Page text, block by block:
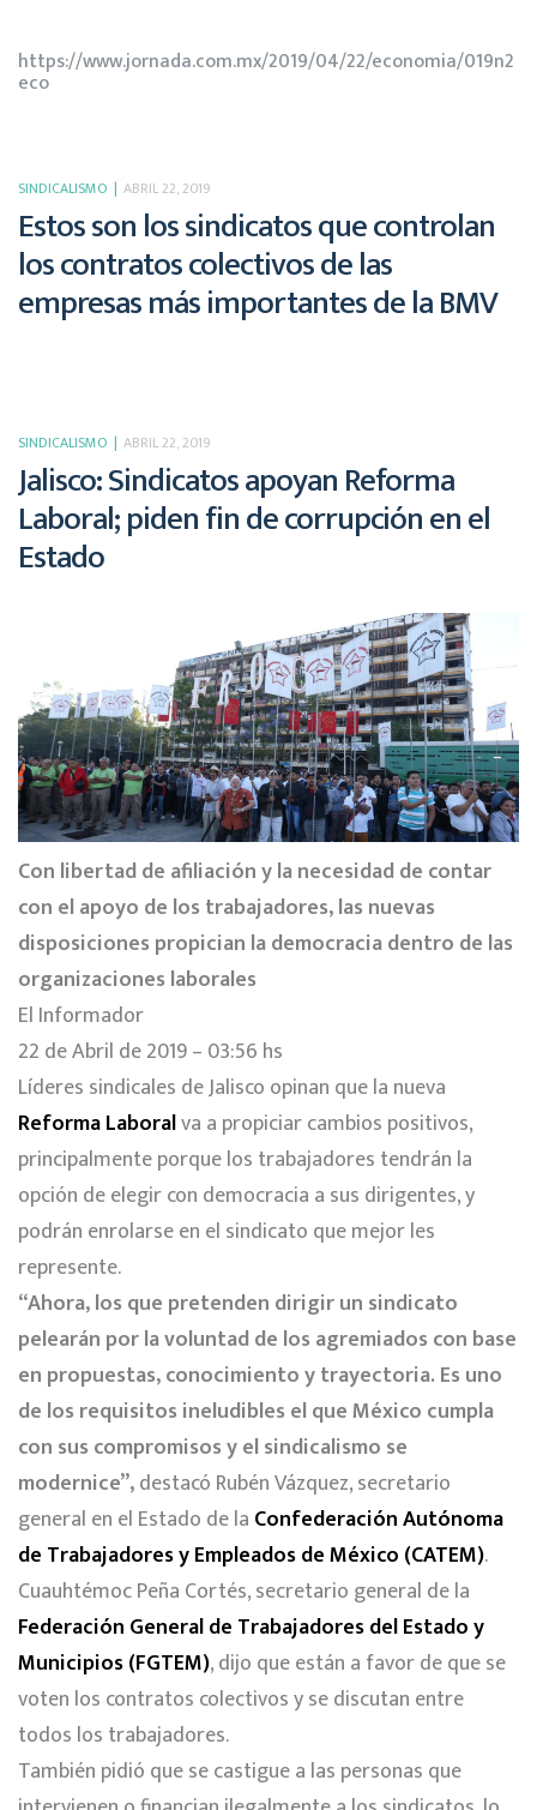
https://www.jornada.com.mx/2019/04/22/economia/019n2
eco
SINDICALISMO ABRIL 22, 2019
Estos son los sindicatos que controlan
los contratos colectivos de las
empresas más importantes de la BMV
SINDICALISMO ABRIL 22, 2019
Jalisco: Sindicatos apoyan Reforma
Laboral; piden fin de corrupción en el
Estado
Con libertad de afiliación y la necesidad de contar
con el apoyo de los trabajadores, las nuevas
disposiciones propician la democracia dentro de las
organizaciones laborales
El Informador
22 de Abril de 2019 – 03:56 hs
Líderes sindicales de Jalisco opinan que la nueva
Reforma Laboralva a propiciar cambios positivos,
principalmente porque los trabajadores tendrán la
opción de elegir con democracia a sus dirigentes, y
podrán enrolarse en el sindicato que mejor les
represente.
“Ahora, los que pretenden dirigir un sindicato
pelearán por la voluntad de los agremiados con base
en propuestas, conocimiento y trayectoria. Es uno
de los requisitos ineludibles el que México cumpla
con sus compromisos y el sindicalismo se
modernice”,destacó Rubén Vázquez, secretario
general en el Estado de la Confederación Autónoma
de Trabajadores y Empleados de México (CATEM).
Cuauhtémoc Peña Cortés, secretario general de la
Federación General de Trabajadores del Estado y
Municipios (FGTEM), dijo que están a favor de que se
voten los contratos colectivos y se discutan entre
todos los trabajadores.
También pidió que se castigue a las personas que